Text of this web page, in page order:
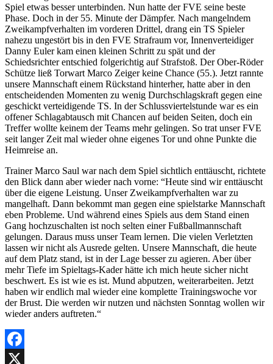
Spiel etwas besser unterbinden. Nun hatte der FVE seine beste
Phase. Doch in der 55. Minute der Dämpfer. Nach mangelndem
Zweikampfverhalten im vorderen Drittel, drang ein TS Spieler
nahezu ungestört bis in den FVE Strafraum vor, Innenverteidiger
Danny Euler kam einen kleinen Schritt zu spät und der
Schiedsrichter entschied folgerichtig auf Strafstoß. Der Ober-Röder
Schütze ließ Torwart Marco Zeiger keine Chance (55.). Jetzt rannte
unsere Mannschaft einem Rückstand hinterher, hatte aber in den
entscheidenden Momenten zu wenig Durchschlagskraft gegen eine
geschickt verteidigende TS. In der Schlussviertelstunde war es ein
offener Schlagabtausch mit Chancen auf beiden Seiten, doch ein
Treffer wollte keinem der Teams mehr gelingen. So trat unser FVE
seit langer Zeit mal wieder ohne eigenes Tor und ohne Punkte die
Heimreise an.
Trainer Marco Saul war nach dem Spiel sichtlich enttäuscht, richtete
den Blick dann aber wieder nach vorne: “Heute sind wir enttäuscht
über die eigene Leistung. Unser Zweikampfverhalten war zu
mangelhaft. Dann bekommt man gegen eine spielstarke Mannschaft
eben Probleme. Und während eines Spiels aus dem Stand einen
Gang hochzuschalten ist noch selten einer Fußballmannschaft
gelungen. Daraus muss unser Team lernen. Die vielen Verletzten
lassen wir nicht als Ausrede gelten. Unsere Mannschaft, die heute
auf dem Platz stand, ist in der Lage besser zu agieren. Aber über
mehr Tiefe im Spieltags-Kader hätte ich mich heute sicher nicht
beschwert. Es ist wie es ist. Mund abputzen, weiterarbeiten. Jetzt
haben wir endlich mal wieder eine komplette Trainingswoche vor
der Brust. Die werden wir nutzen und nächsten Sonntag wollen wir
wieder anders auftreten.“
Facebook